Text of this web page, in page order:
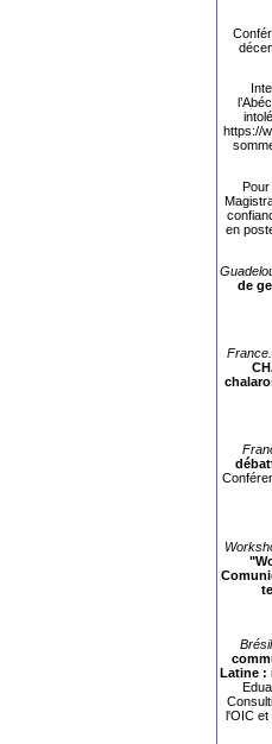
https://
Pour
en
de
Latine :
l'OIC et